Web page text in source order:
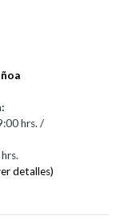
hrs. /
detalles)